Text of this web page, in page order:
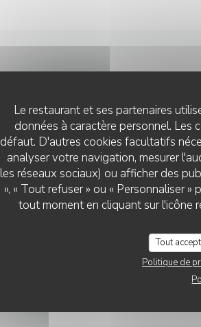
Le restaurant et ses partenaires
données à caractère personnel. Les
défaut. D'autres cookies facultatifs
analyser votre navigation, mesurer
les réseaux sociaux) ou afficher des
», « Tout refuser » ou « Personnaliser
tout moment en cliquant sur l'icône
Tout
Politique de